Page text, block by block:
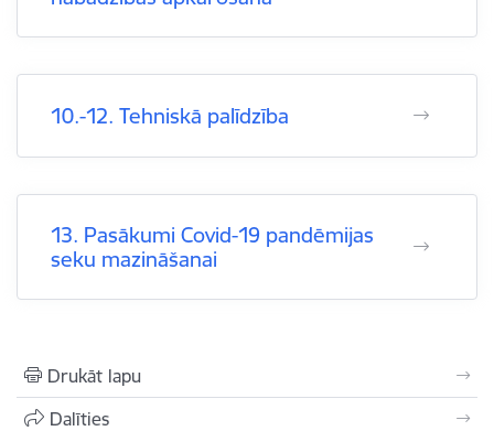
10.-12. Tehniskā palīdzība
13. Pasākumi Covid-19 pandēmijas
seku mazināšanai
Drukāt lapu
Dalīties